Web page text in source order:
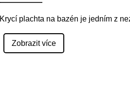
Krycí plachta na bazén je jedním z
Zobrazit více